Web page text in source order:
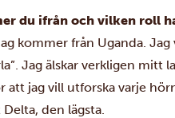
du ifrån och vilken roll
kommer från Uganda.
Jag älskar verkligen
att jag vill utforska varje
den lägsta.